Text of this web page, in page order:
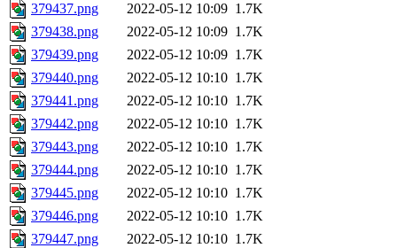
379437.png
2022-05-12 10:09 1.7K
379438.png
2022-05-12 10:09 1.7K
379439.png
2022-05-12 10:09 1.7K
379440.png
2022-05-12 10:10 1.7K
379441.png
2022-05-12 10:10 1.7K
379442.png
2022-05-12 10:10 1.7K
379443.png
2022-05-12 10:10 1.7K
379444.png
2022-05-12 10:10 1.7K
379445.png
2022-05-12 10:10 1.7K
379446.png
2022-05-12 10:10 1.7K
379447.png
2022-05-12 10:10 1.7K